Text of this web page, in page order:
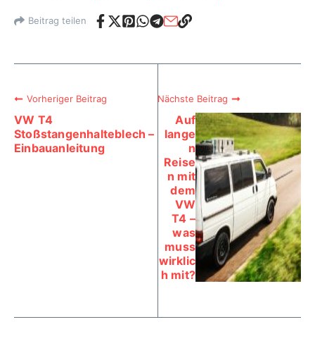
Beitrag teilen
Vorheriger Beitrag
VW T4
Stoßstangenhalteblech –
Einbauanleitung
Nächste Beitrag
Auf
lange
n
Reise
n mit
dem
VW
T4 –
was
muss
wirklic
h mit?